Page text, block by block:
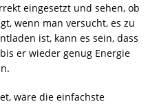
eingesetzt und sehen, ob
wenn man versucht, es zu
ist, kann es sein, dass
er wieder genug Energie
wäre die einfachste